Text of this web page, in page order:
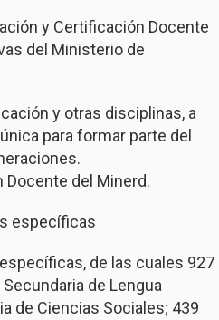
y Certificación Docente
del Ministerio de
y otras disciplinas, a
para formar parte del
del Minerd.
específicas
de las cuales 927
de Lengua
de Ciencias Sociales; 439